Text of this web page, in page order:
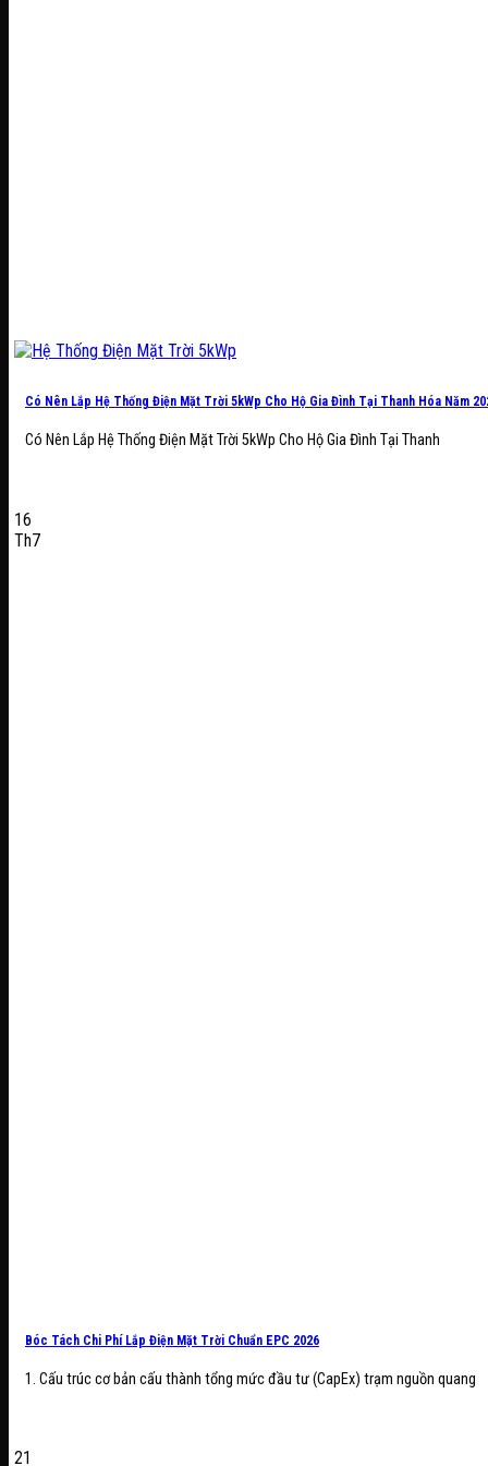
Có Nên Lắp Hệ Thống Điện Mặt Trời 5kWp Cho Hộ Gia Đình Tại Thanh Hóa Năm
Có Nên Lắp Hệ Thống Điện Mặt Trời 5kWp Cho Hộ Gia Đình Tại Thanh
16
Th7
Bóc Tách Chi Phí Lắp Điện Mặt Trời Chuẩn EPC 2026
1. Cấu trúc cơ bản cấu thành tổng mức đầu tư (CapEx) trạm nguồn quang
21